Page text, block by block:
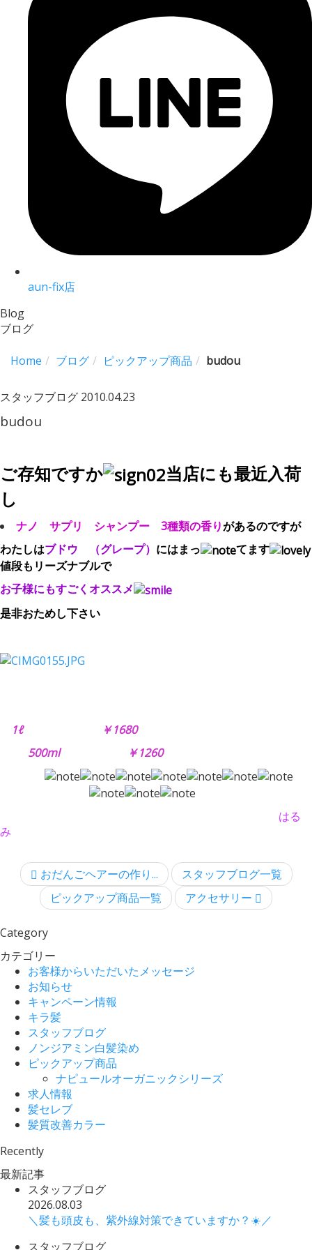
aun-fix店
Blog
ブログ
Home ブログ ピックアップ商品 budou
スタッフブログ 2010.04.23
budou
ご存知ですか
当店にも最近入荷
し
ナノ サプリ シャンプー 3種類の香りがあるのですが
わたしはブドウ （グレープ） にはまっ
てます
値段もリーズナブルで
お子様にもすごくオススメ
是非おためし下さい
1ℓ ￥1680
500ml ￥1260
はる
み
おだんごヘアーの作り...
スタッフブログ一覧
ピックアップ商品一覧
アクセサリー
Category
カテゴリー
お客様からいただいたメッセージ
お知らせ
キャンペーン情報
キラ髪
スタッフブログ
ノンジアミン白髪染め
ピックアップ商品
ナピュールオーガニックシリーズ
求人情報
髪セレブ
髪質改善カラー
Recently
最新記事
スタッフブログ
2026.08.03
＼髪も頭皮も、紫外線対策できていますか？☀️／
スタッフブログ